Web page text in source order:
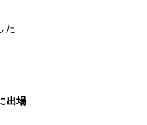
た
出場